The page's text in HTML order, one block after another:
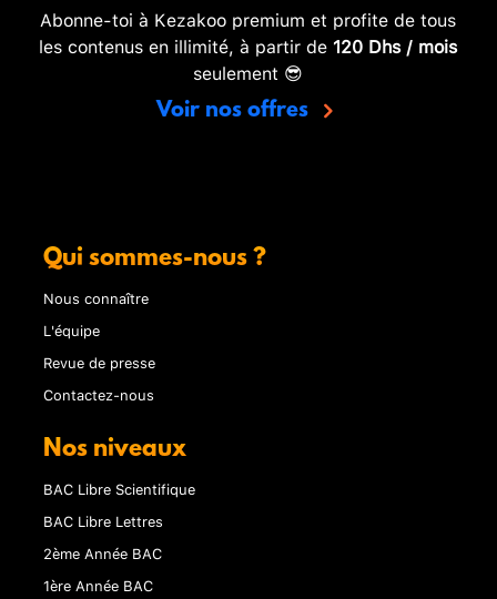
Abonne-toi à Kezakoo premium et profite de tous
les contenus en illimité, à partir de 120 Dhs / mois
seulement 😎
Voir nos offres
Qui sommes-nous ?
Nous connaître
L'équipe
Revue de presse
Contactez-nous
Nos niveaux
BAC Libre Scientifique
BAC Libre Lettres
2ème Année BAC
1ère Année BAC